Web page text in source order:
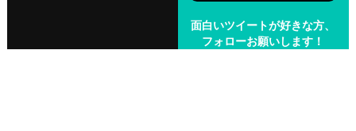
面白いツイートが好きな方、
フォローお願いします！